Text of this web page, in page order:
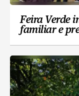
Feira Verde
familiar e